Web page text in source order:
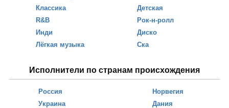
Классика
R&B
Инди
Лёгкая музыка
Детская
Рок-н-ролл
Диско
Ска
Исполнители по странам происхождения
Россия
Украина
Норвегия
Дания